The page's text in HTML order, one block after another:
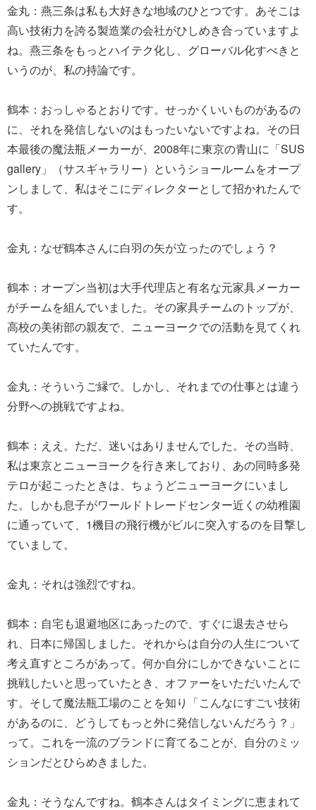
金丸：燕三条は私も大好きな地域のひとつです。あそこは
高い技術力を誇る製造業の会社がひしめき合っていますよ
ね。燕三条をもっとハイテク化し、グローバル化すべきと
いうのが、私の持論です。
鶴本：おっしゃるとおりです。せっかくいいものがあるの
に、それを発信しないのはもったいないですよね。その日
本最後の魔法瓶メーカーが、2008年に東京の青山に「SUS
gallery」（サスギャラリー）というショールームをオープ
ンしまして、私はそこにディレクターとして招かれたんで
す。
金丸：なぜ鶴本さんに白羽の矢が立ったのでしょう？
鶴本：オープン当初は大手代理店と有名な元家具メーカー
がチームを組んでいました。その家具チームのトップが、
高校の美術部の親友で、ニューヨークでの活動を見てくれ
ていたんです。
金丸：そういうご縁で。しかし、それまでの仕事とは違う
分野への挑戦ですよね。
鶴本：ええ。ただ、迷いはありませんでした。その当時、
私は東京とニューヨークを行き来しており、あの同時多発
テロが起こったときは、ちょうどニューヨークにいまし
た。しかも息子がワールドトレードセンター近くの幼稚園
に通っていて、1機目の飛行機がビルに突入するのを目撃し
ていまして。
金丸：それは強烈ですね。
鶴本：自宅も退避地区にあったので、すぐに退去させら
れ、日本に帰国しました。それからは自分の人生について
考え直すところがあって。何か自分にしかできないことに
挑戦したいと思っていたとき、オファーをいただいたんで
す。そして魔法瓶工場のことを知り「こんなにすごい技術
があるのに、どうしてもっと外に発信しないんだろう？」
って。これを一流のブランドに育てることが、自分のミッ
ションだとひらめきました。
金丸：そうなんですね。鶴本さんはタイミングに恵まれて